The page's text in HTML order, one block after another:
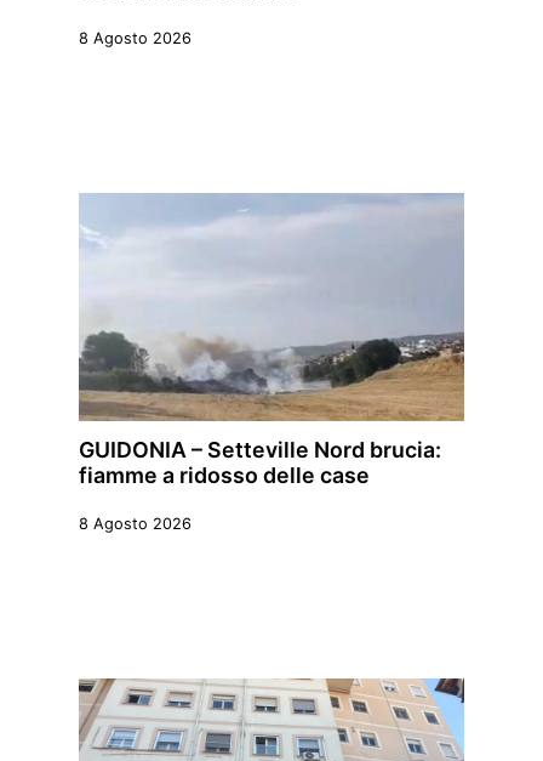
8 Agosto 2026
GUIDONIA – Setteville Nord brucia:
fiamme a ridosso delle case
8 Agosto 2026